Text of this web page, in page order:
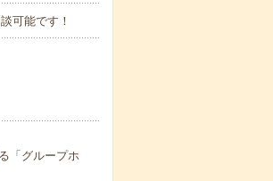
可能です！
「グループホ